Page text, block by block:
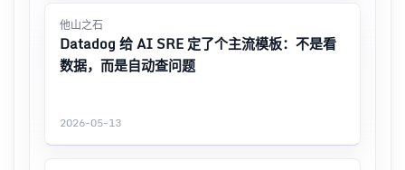
他山之石
Datadog 给 AI SRE 定了个主流模板：不是看
数据，而是自动查问题
2026-05-13